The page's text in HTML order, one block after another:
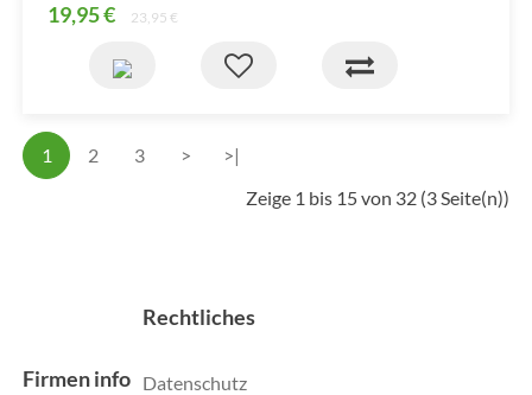
19,95 € 23,95 €
1 2 3 >
>|
Zeige 1 bis 15 von 32 (3 Seite(n))
Firmen info
Rechtliches
Datenschutz